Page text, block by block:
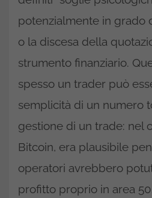
potenzialmente in grado
o la discesa della
strumento finanziario.
spesso un trader può
semplicità di un numero
gestione di un trade: nel
Bitcoin, era plausibile
operatori avrebbero
profitto proprio in area